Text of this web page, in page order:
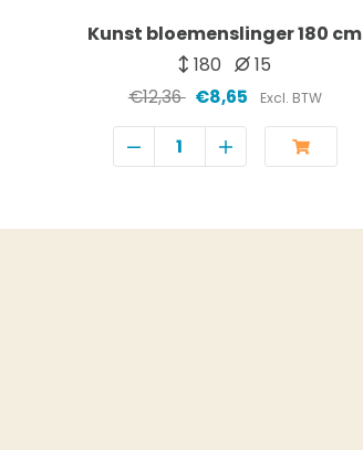
Kunst bloemenslinger 180 cm
180
15
€12,36 €8,65 Excl. BTW